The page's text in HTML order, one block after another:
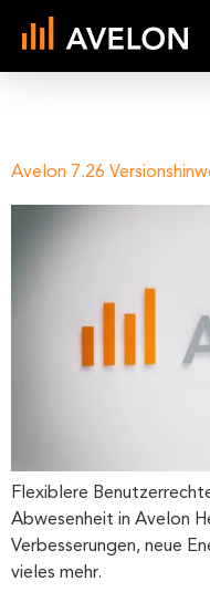
Avelon 7.26
Flexiblere
Abwesenheit in Avelon
Verbesserungen, neue
vieles mehr.